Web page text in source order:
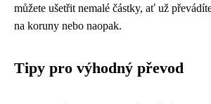
můžete ušetřit nemalé částky, ať už
na koruny nebo naopak.
Tipy pro výhodný převod